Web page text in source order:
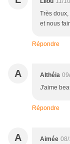
Très
et nous
Répondre
A Althéia
J'aime
Répondre
A Aimée